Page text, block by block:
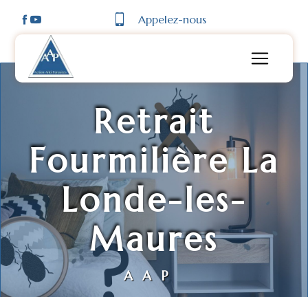
Appelez-nous
Retrait
Fourmilière La
Londe-les-
Maures
AAP